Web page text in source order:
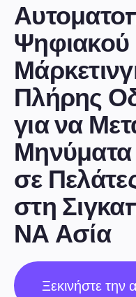
Ψηφιακού
Πλήρης
για να
Μηνύματα
σε
στη
ΝΑ Ασία
Ξεκινήστε την